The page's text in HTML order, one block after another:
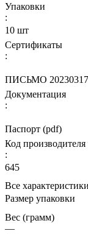
Упаковки
:
10 шт
Сертификаты
:
ПИСЬМО 20230317-
Документация
:
Паспорт (pdf)
Код производителя
:
645
Все характеристики
Размер упаковки
Вес (грамм)
—